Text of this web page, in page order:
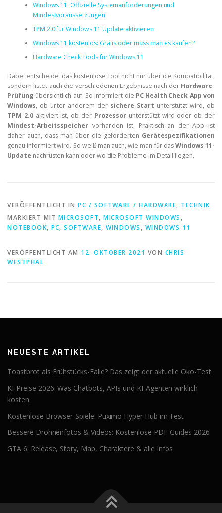
Windows 11: Offizielle Systemanforderungen und
Mindestvoraussetzungen
TPM 2.0 für Windows 11 Update aktivieren
Windows 11 kostenlos: Gratis oder muss man es kaufen?
Hardware Check Tools für Windows 11
Dabei entscheidet das kostenlose Tool nicht nur über die Kompatibilität,
sondern listet auch die verschiedenen Ergebnisse nach der Hardware-
Prüfung übersichtlich auf. So informiert die PC Health Check App von
Windows, ob unter anderem der sichere Start unterstützt wird, ob
TPM 2.0aktiviert ist, ob der Prozessorunterstützt wird oder ob der
Mindest-Arbeitsspeicher vorhanden ist. Praktisch an der App ist
daher auch, dass man über die geforderten Gerätespezifikationen
genau informiert wird. So weiß man auch, wie man für dasWindows 11-
Update nachrüsten kann oder wo die Probleme im Detail liegen.
VERÖFFENTLICHT IN PC / SOFTWARE / HARDWARE, TECHNIK
MARKIERT MIT MICROSOFT, MICROSOFT WINDOWS ,
NOTEBOOK, PC, SOFTWARE, WINDOWS , WINDOWS 11
VERÖFFENTLICHT AM 12. OKTOBER 2021 VON CHRIS
WESTPHAL
NEUESTE ARTIKEL
Toastbrot als Frühstücks-Falle? Das zeigt der aktuelle Öko-Test
KI-Preise 2026: Was Chatbots, APIs und KI-Agenten wirklich
kosten
Kostenlose Browser-Spiele: Puximo Hyper Hub im Test
Bessere Drohnenfotos & Videos: Kostenlose PDF-Guides 2026
GTA 6: Release, Story, Map, Charaktere & alle Infos